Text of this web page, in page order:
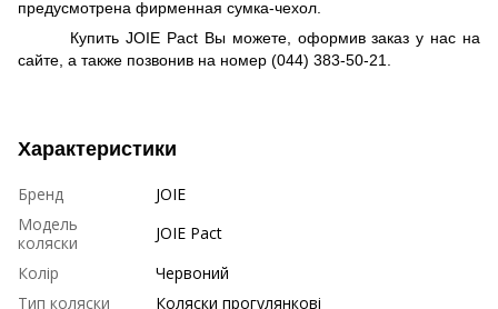
предусмотрена фирменная сумка-чехол.
КупитьJOIE PactВы можете, оформив заказ у нас на
сайте, а также позвонив на номер (044) 383-50-21.
Характеристики
Бренд
JOIE
Модель
коляски
JOIE Pact
Колір
Червоний
Тип коляски
Коляски прогулянкові